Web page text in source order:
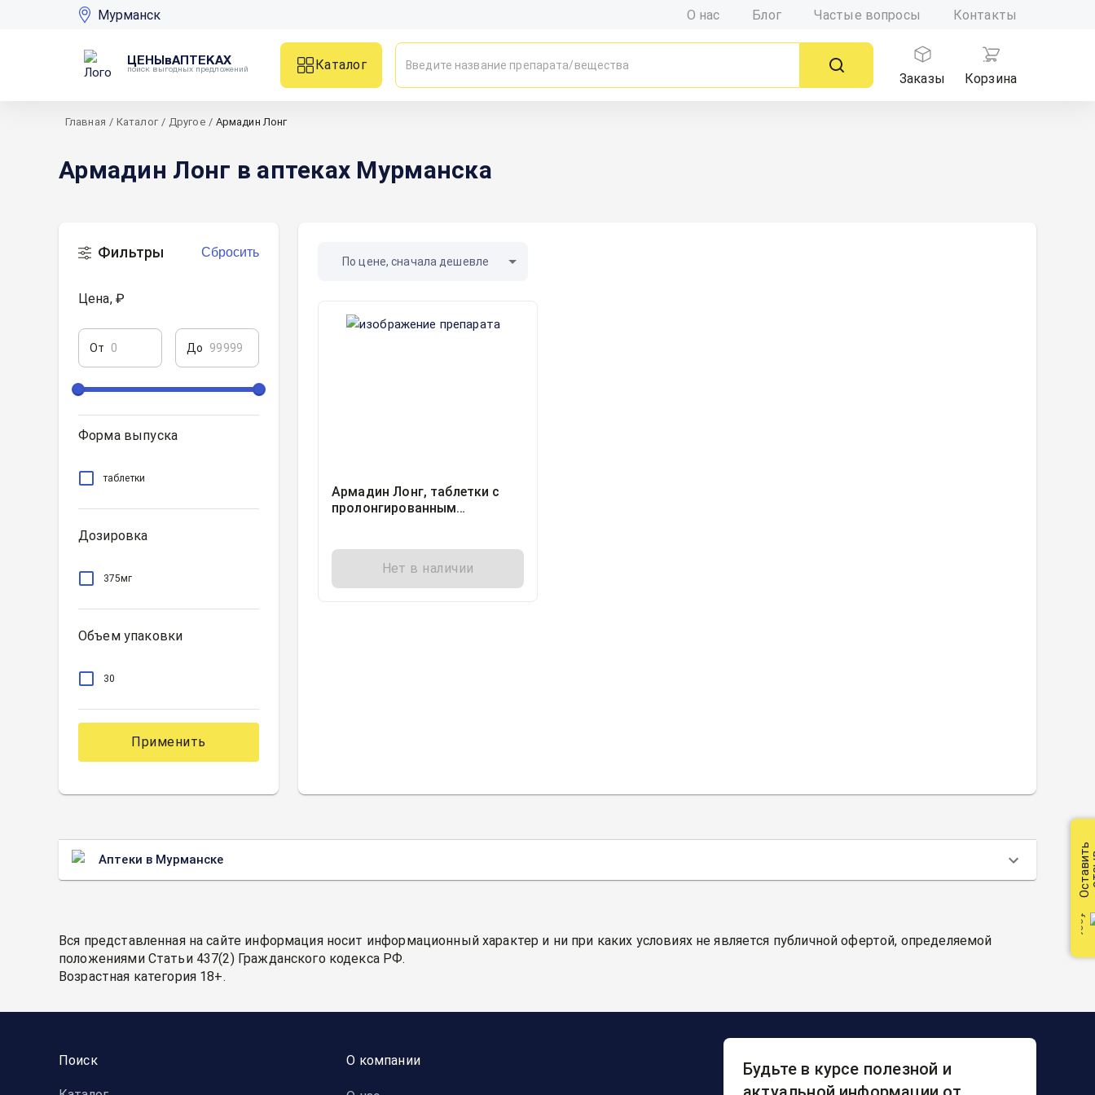
Мурманск О нас Блог Частые вопросы Контакты
ЦЕНЫвАПТЕКАХ
поиск выгодных предложений
Каталог
Заказы
Корзина
Главная / Каталог / Другое / Армадин Лонг
Армадин Лонг в аптеках Мурманска
Фильтры Сбросить
Цена, ₽
От До
Форма выпуска
таблетки
Дозировка
375мг
Объем упаковки
30
Применить
По цене, сначала дешевле
Армадин Лонг, таблетки с
пролонгированным
375миллиграмм блистер, 30
Нет в наличии
Аптеки в Мурманске
Вся представленная на сайте информация носит информационный характер и ни при каких условиях не является публичной офертой, определяемой
положениями Статьи 437(2) Гражданского кодекса РФ.
Возрастная категория 18+.
Поиск О компании
Будьте в курсе полезной и
Оставить